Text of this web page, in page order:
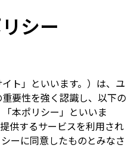
シー
ト」といいます。）は、ユ
要性を強く認識し、以下の
本ポリシー」といいま
供するサービスを利用され
ーに同意したものとみなさ